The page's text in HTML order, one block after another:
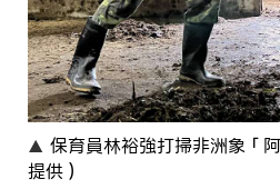
保育員林裕強打掃非洲象「
提供）